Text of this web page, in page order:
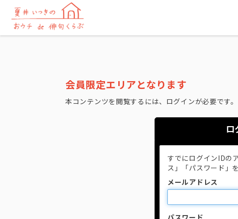
会員限定エリアとなります
本コンテンツを閲覧するには、ログインが必要です。
ロ
すでにログインIDの
ス」「パスワード」
メールアドレス
パスワード